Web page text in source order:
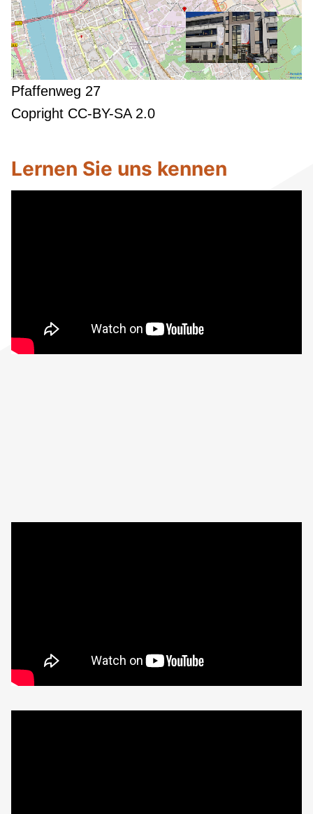
Pfaffenweg 27
Copright CC-BY-SA 2.0
Lernen Sie uns kennen